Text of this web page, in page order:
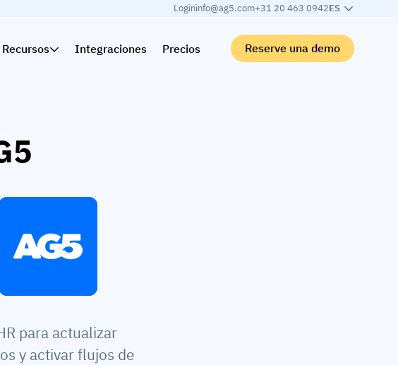
Logininfo@ag5.com+31 20 463 0942ES
Recursos Integraciones Precios Reserve una demo
para actualizar
y activar flujos de